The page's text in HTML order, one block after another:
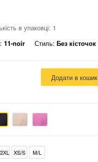
в упаковці: 1
11-noir Стиль: Без кісточок
Додати в кошик
XS/S M/L